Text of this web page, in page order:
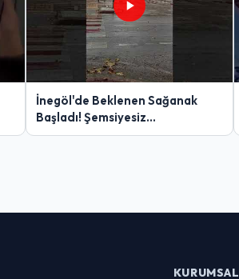
İnegöl'de Beklenen Sağanak
Başladı! Şemsiyesiz
Yakalananlar Zor Anlar Yaşadı
KURUMSAL